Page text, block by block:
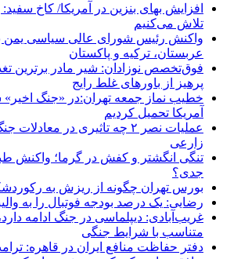
افزایش بهای بنزین در آمریکا/ کاخ
تلاش می‌کنیم
واکنش رئیس شورای عالی سیاسی یمن
عربستان، ترکیه و پاکستان
فوق‌تخصص نوزادان: شیر مادر برترین
پرهیز از باورهای غلط رایج
خطیب نماز جمعه تهران:در «جنگ
آمریکا تحمیل کردیم
عملیات نصر ۲ چه تاثیری در
زارعی
تنگی انگشتر و کفش در گرما؛ واکنش
جدی؟
بورس تهران چگونه از ریزش به
رضایی: یک درصد بودجه فوتبال را به
غریب‌آبادی: دیپلماسی در جنگ ادامه دارد،
متناسب با شرایط جنگی
دفتر حفاظت منافع ایران در قاهره: